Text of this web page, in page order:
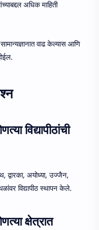
अधिक माहिती
वाढ केल्यास आणि
विद्यापीठांची
द्वारका, अयोध्या, उज्जैन,
विद्यापीठ स्थापन केले.
क्षेत्रात